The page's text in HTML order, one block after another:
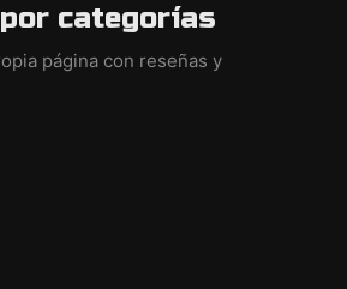
categorías
página con reseñas y